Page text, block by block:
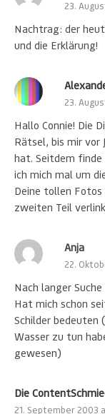
23.
Nachtrag: der
und die Erklärung!
23.
Hallo Connie! Die
Rätsel, bis mir vor
hat. Seitdem finde
ich mich mal um
Deine tollen
zweiten Teil
Anja
22.
Nach langer
Hat mich schon
Schilder bedeuten
Wasser zu tun
gewesen)
Die
21. September 2003